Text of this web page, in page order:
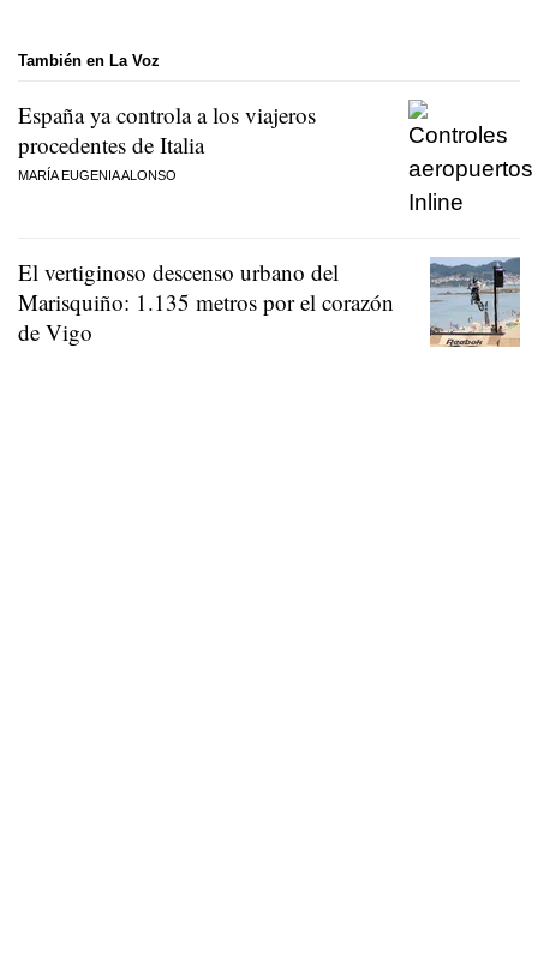
También en La Voz
España ya controla a los viajeros
procedentes de Italia
MARÍA EUGENIA ALONSO
El vertiginoso descenso urbano del
Marisquiño: 1.135 metros por el corazón
de Vigo